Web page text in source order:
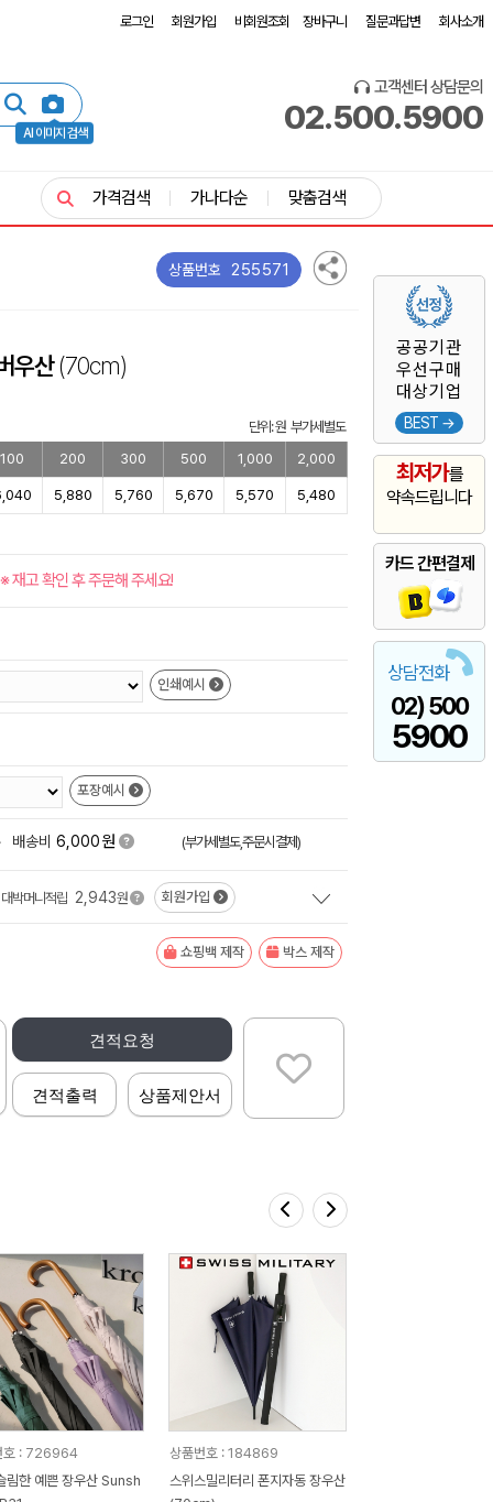
로그인 회원가입 비회원조회 장바구니 질문과답변 회사소개
AI 이미지 검색
고객센터 상담문의
02.500.5900
공공기관
우선구매
대상기업
BEST →
최저가를
약속드립니다
카드 간편결제
상담전화
02) 500
5900
가격검색 가나다순 맞춤검색
상품번호 255571
우산(70cm)
단위: 원 부가세별도
100
200 300 500 1,000 2,000
5,880 5,760 5,670 5,570 5,480
※ 재고 확인 후 주문해 주세요!
인쇄예시
포장예시
배송비 6,000원 (부가세별도,주문시결제)
대박머니적립 2,943원 회원가입
쇼핑백 제작 박스 제작
견적요청
견적출력 상품제안서
호 : 726964
림한 예쁜 장우산 Sunsh
상품번호 : 184869
스위스밀리터리 폰지자동 장우산